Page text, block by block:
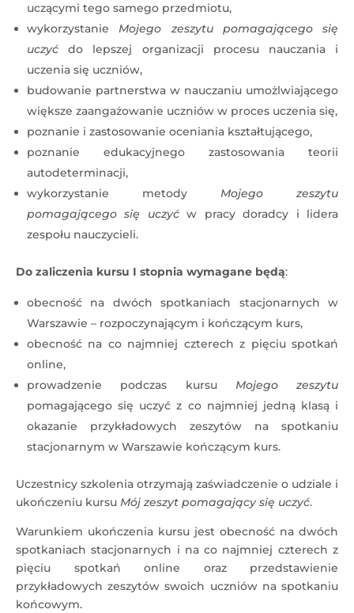
uczącymi tego samego przedmiotu,
wykorzystanieMojego zeszytu
pomagającego się
uczyć do lepszej organizacji procesu nauczania i
uczenia się uczniów,
budowanie partnerstwa w nauczaniu umożlwiającego
większe zaangażowanie uczniów w proces uczenia się,
poznanie i zastosowanie oceniania kształtującego,
poznanie edukacyjnego zastosowania teorii
autodeterminacji,
wykorzystanie metody Mojego zeszytu
pomagającego się uczyćw pracy doradcy i lidera
zespołu nauczycieli.
Do zaliczenia kursu I stopnia wymagane będą:
obecność na dwóch spotkaniach stacjonarnych w
Warszawie – rozpoczynającym i kończącym kurs,
obecność na co najmniej czterech z pięciu spotkań
online,
prowadzenie podczas kursu Mojego zeszytu
pomagającego się uczyć z co najmniej jedną klasą i
okazanie przykładowych zeszytów na spotkaniu
stacjonarnym w Warszawie kończącym kurs.
Uczestnicy szkolenia otrzymają zaświadczenie o udziale i
ukończeniu kursu Mój zeszyt pomagający się uczyć.
Warunkiem ukończenia kursu jest obecność na dwóch
spotkaniach stacjonarnych i na co najmniej czterech z
pięciu spotkań online oraz przedstawienie
przykładowych zeszytów swoich uczniów na spotkaniu
końcowym.